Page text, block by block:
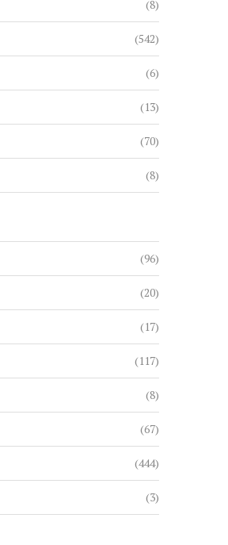
MANIPULÉE PAR UN FAUX
29 novembre 2025
(8)
(542)
(6)
(13)
(70)
(8)
(96)
(20)
(17)
(117)
(8)
(67)
(444)
(3)